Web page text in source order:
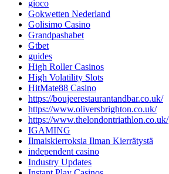
gioco
Gokwetten Nederland
Golisimo Casino
Grandpashabet
Gtbet
guides
High Roller Casinos
High Volatility Slots
HitMate88 Casino
https://boujeerestaurantandbar.co.uk/
https://www.oliversbrighton.co.uk/
https://www.thelondontriathlon.co.uk/
IGAMING
Ilmaiskierroksia Ilman Kierrätystä
independent casino
Industry Updates